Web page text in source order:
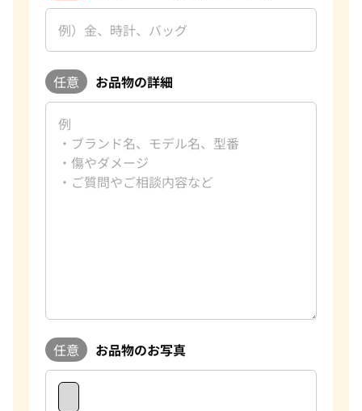
任意 お品物の詳細
任意 お品物のお写真